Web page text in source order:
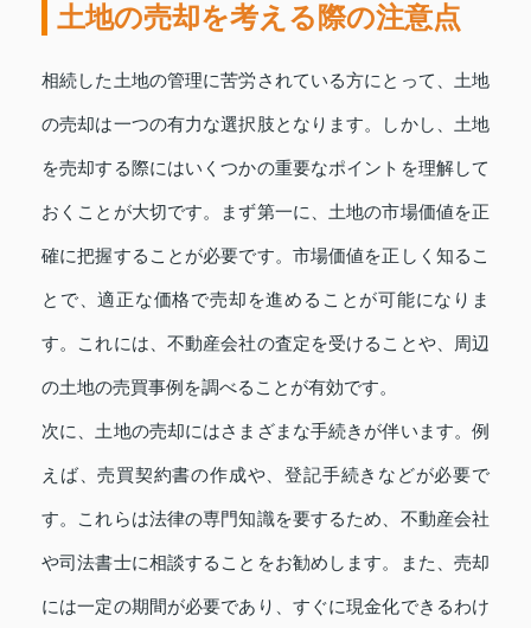
土地の売却を考える際の注意点
相続した土地の管理に苦労されている方にとって、土地
の売却は一つの有力な選択肢となります。しかし、土地
を売却する際にはいくつかの重要なポイントを理解して
おくことが大切です。まず第一に、土地の市場価値を正
確に把握することが必要です。市場価値を正しく知るこ
とで、適正な価格で売却を進めることが可能になりま
す。これには、不動産会社の査定を受けることや、周辺
の土地の売買事例を調べることが有効です。
次に、土地の売却にはさまざまな手続きが伴います。例
えば、売買契約書の作成や、登記手続きなどが必要で
す。これらは法律の専門知識を要するため、不動産会社
や司法書士に相談することをお勧めします。また、売却
には一定の期間が必要であり、すぐに現金化できるわけ